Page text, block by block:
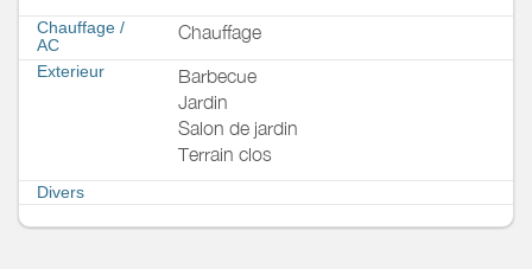
Chauffage /
AC
Chauffage
Exterieur
Barbecue
Jardin
Salon de jardin
Terrain clos
Divers